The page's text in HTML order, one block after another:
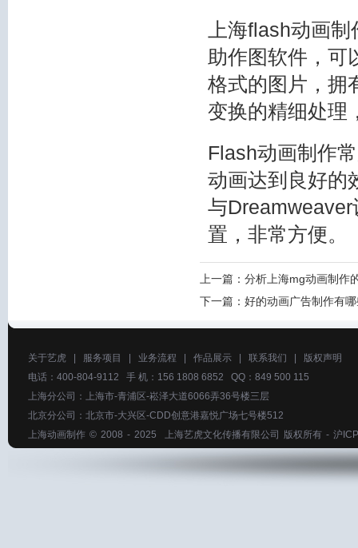
上海flash动画
助作图软件，可
格式的图片，拥
变换的精细处理
Flash动画制作
动画达到良好的
与
置，非常方便。
上一篇： 分析上海mg动画制作
下一篇： 好的动画广告制作有
关于艺虎 服务项目 业务流程 作品展示 联系我们
版权声明
电话：400-804-9112 手 机：156 1808 6852 QQ：849 500 115
上海分公司：上海市-青浦区-崧泽大道6066弄36号楼三层
北京分公司：北京市-大兴区-CDD创意港嘉悦广场七号楼512
上海动画制作 © 2008 - 2025 上海艺虎文化传播有限公司 版权所有 - 沪